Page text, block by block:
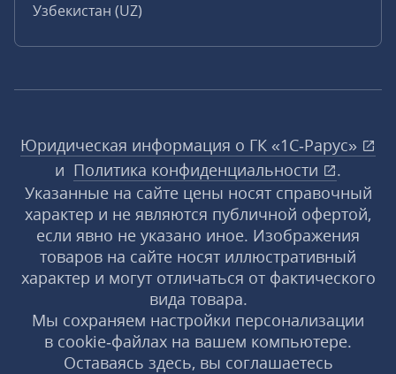
Узбекистан (UZ)
Юридическая информация о ГК «1С‑Рарус»
и Политика конфиденциальности
.
Указанные на сайте цены носят справочный
характер и не являются публичной офертой,
если явно не указано иное. Изображения
товаров на сайте носят иллюстративный
характер и могут отличаться от фактического
вида товара.
Мы сохраняем настройки персонализации
в cookie‑файлах на вашем компьютере.
Оставаясь здесь, вы соглашаетесь